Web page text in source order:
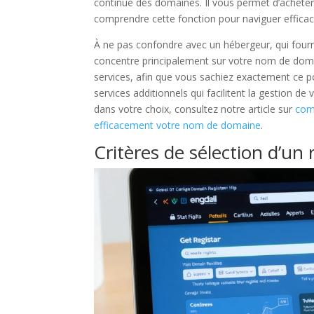
comprendre cette fonction pour naviguer
À ne pas confondre avec un hébergeur, qui
concentre principalement sur votre nom de
services, afin que vous sachiez exactement ce
services additionnels qui facilitent la gestion
dans votre choix, consultez notre article sur
efficacement votre nom de domaine.
Critères de sélection d’un